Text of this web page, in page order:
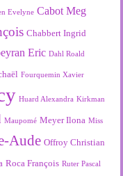
Evelyne Cabot Meg
Chabbert Ingrid
Eric Dahl Roald
Fourquemin Xavier
Huard Alexandra Kirkman
Maupomé Meyer Ilona Miss
Aude Offroy Christian
Roca François Ruter Pascal